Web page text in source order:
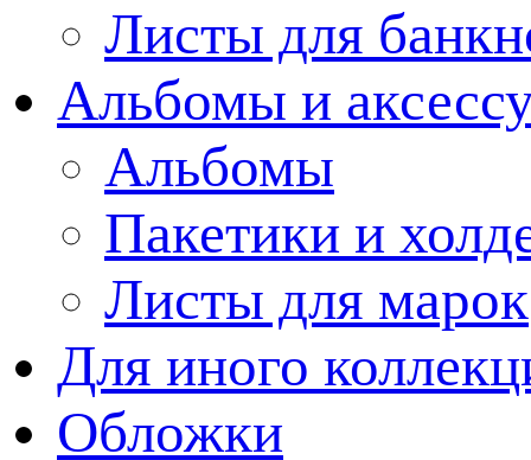
Листы для
Альбомы и
Альбомы
Пакетики и
Листы для марок
Для иного
Обложки